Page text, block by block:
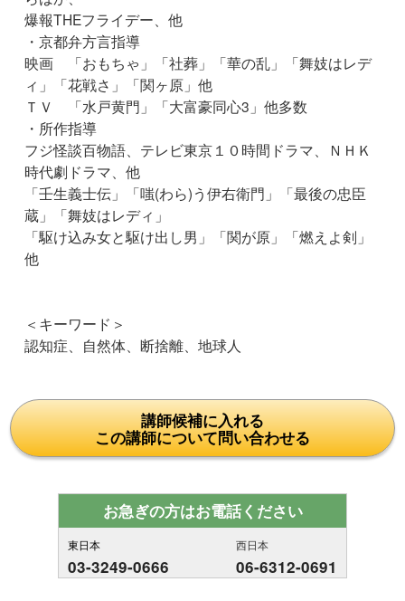
爆報THEフライデー、他
・京都弁方言指導
映画 「おもちゃ」「社葬」「華の乱」「舞妓はレデ
ィ」「花戦さ」「関ヶ原」他
ＴＶ 「水戸黄門」「大富豪同心3」他多数
・所作指導
フジ怪談百物語、テレビ東京１０時間ドラマ、ＮＨＫ
時代劇ドラマ、他
「壬生義士伝」「嗤(わら)う伊右衛門」「最後の忠臣
蔵」「舞妓はレディ」
「駆け込み女と駆け出し男」「関が原」「燃えよ剣」
他
＜キーワード＞
認知症、自然体、断捨離、地球人
講師候補に入れる
この講師について問い合わせる
お急ぎの方はお電話ください
東日本
03-3249-0666
西日本
06-6312-0691